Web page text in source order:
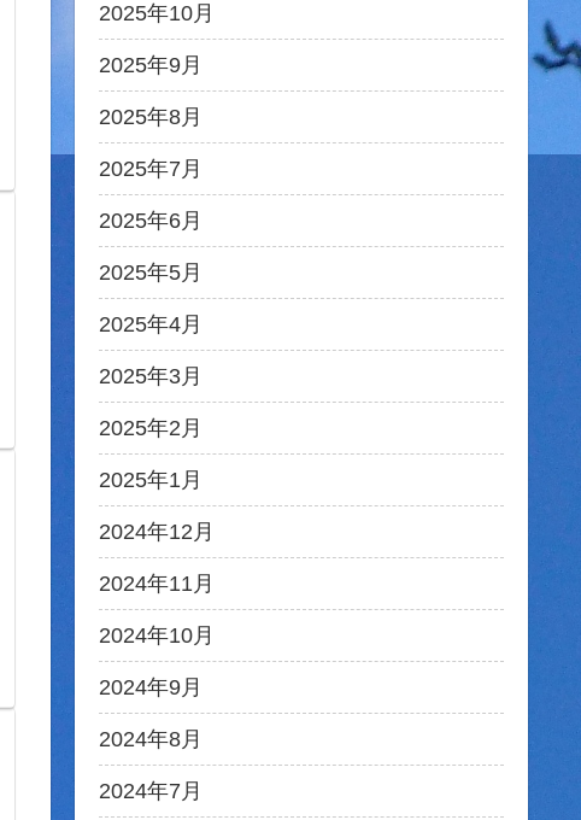
2025年10月
2025年9月
2025年8月
2025年7月
2025年6月
2025年5月
2025年4月
2025年3月
2025年2月
2025年1月
2024年12月
2024年11月
2024年10月
2024年9月
2024年8月
2024年7月